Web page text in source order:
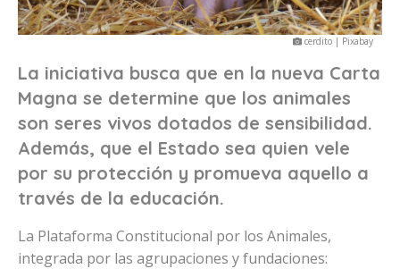
cerdito | Pixabay
La iniciativa busca que en la nueva Carta
Magna se determine que los animales
son seres vivos dotados de sensibilidad.
Además, que el Estado sea quien vele
por su protección y promueva aquello a
través de la educación.
La Plataforma Constitucional por los Animales,
integrada por las agrupaciones y fundaciones: